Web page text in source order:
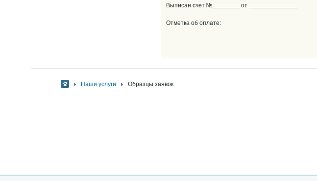
Выписан счет №________ от ______________
Отметка об оплате:
Наши услуги Образцы заявок